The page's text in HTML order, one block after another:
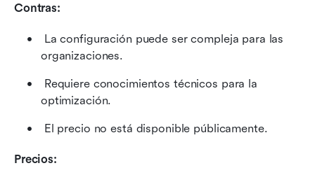
Contras:
La configuración puede ser compleja para las
organizaciones.
Requiere conocimientos técnicos para la
optimización.
El precio no está disponible públicamente.
Precios: